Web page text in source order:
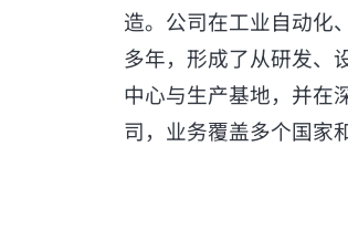
造。公司在工业自动化
多年，形成了从研发、
中心与生产基地，并在
司，业务覆盖多个国家